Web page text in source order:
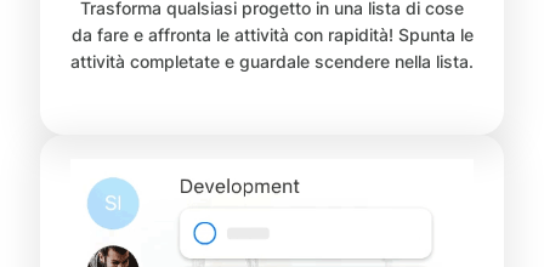
Trasforma qualsiasi progetto in una lista di cose
da fare e affronta le attività con rapidità! Spunta le
attività completate e guardale scendere nella lista.